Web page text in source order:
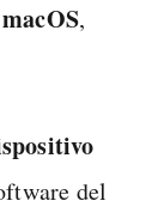
macOS,
del